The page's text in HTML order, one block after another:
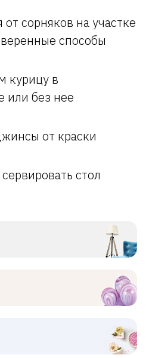
от сорняков на участке
способы
курицу в
или без нее
от краски
стол